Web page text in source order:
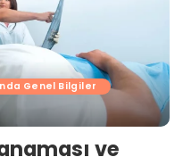
Genel Bilgiler
ve